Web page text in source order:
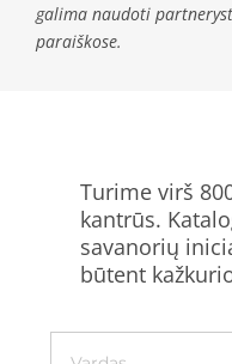
galima naudoti
paraiškose.
Turime virš
kantrūs.
savanorių
būtent